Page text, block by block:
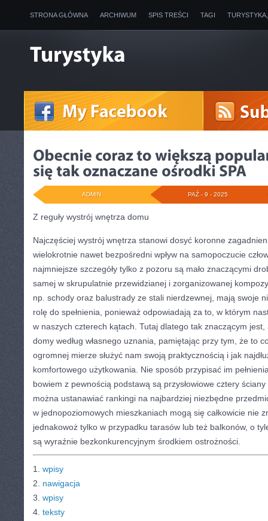
STRONA GŁÓWNA ARCHIWUM SPIS TREŚCI TAGI
PAŹ - 9 - 2025
ADMIN
Z reguły wystrój wnętrza domu
Najczęściej wystrój wnętrza stanowi dosyć koronne
wielokrotnie nawet bezpośredni wpływ na samopoczucie
najmniejsze szczegóły tylko z pozoru są mało znaczącymi
samej w skrupulatnie przewidzianej i zorganizowanej
np. schody oraz balustrady ze stali nierdzewnej, mają swoje
rolę do spełnienia, ponieważ odpowiadają za to, w którym
w naszych czterech kątach. Tutaj dlatego tak znaczącym
domy według własnego uznania, pamiętając przy tym, że to
ogromnej mierze służyć nam swoją praktycznością i jak
komfortowego użytkowania. Nie sposób przypisać im
bowiem z pewnością podstawą są przysłowiowe cztery
można ustanawiać rankingi na najbardziej niezbędne
w jednopoziomowych mieszkaniach mogą się całkowicie nie
jednakowoż tylko w przypadku tarasów lub też balkonów, o
są wyraźnie bezkonkurencyjnym środkiem ostrożności.
1. wpisy
2. nawigacja
3. wpisy
4. teksty